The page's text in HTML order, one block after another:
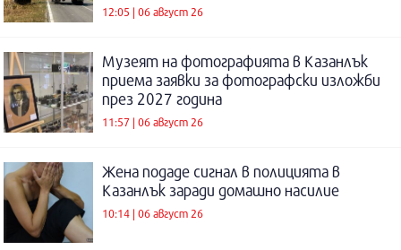
12:05 | 06 август 26
Музеят на фотографията в Казанлък
приема заявки за фотографски изложби
през 2027 година
11:57 | 06 август 26
Жена подаде сигнал в полицията в
Казанлък заради домашно насилие
10:14 | 06 август 26